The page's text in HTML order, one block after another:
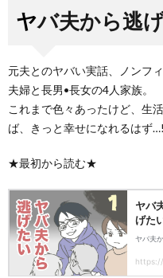
ヤバ夫から逃
元夫とのヤバい実話、ノンフ
夫婦と長男•長女の4人家族。
これまで色々あったけど、生
ば、きっと幸せになれるはず
★最初から読む★